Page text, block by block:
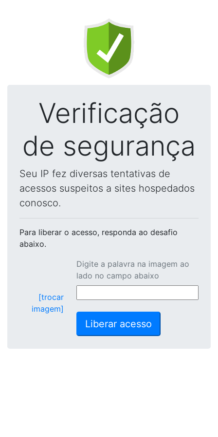
Verificação
de segurança
Seu IP fez diversas tentativas de
acessos suspeitos a sites hospedados
conosco.
Para liberar o acesso, responda ao desafio
abaixo.
[trocar
imagem]
Digite a palavra na imagem ao
lado no campo abaixo